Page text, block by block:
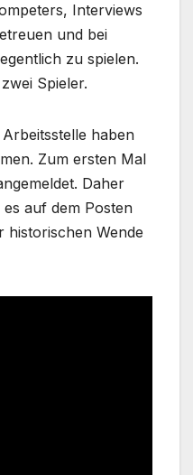
Interviews
und bei
zu spielen.
Spieler.
haben
Zum ersten Mal
Daher
es auf dem Posten
historischen Wende